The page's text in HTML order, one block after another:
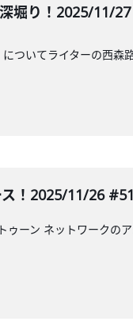
堀り！2025/11/
ついてライターの西森
！2025/11/26
ーン ネットワークの